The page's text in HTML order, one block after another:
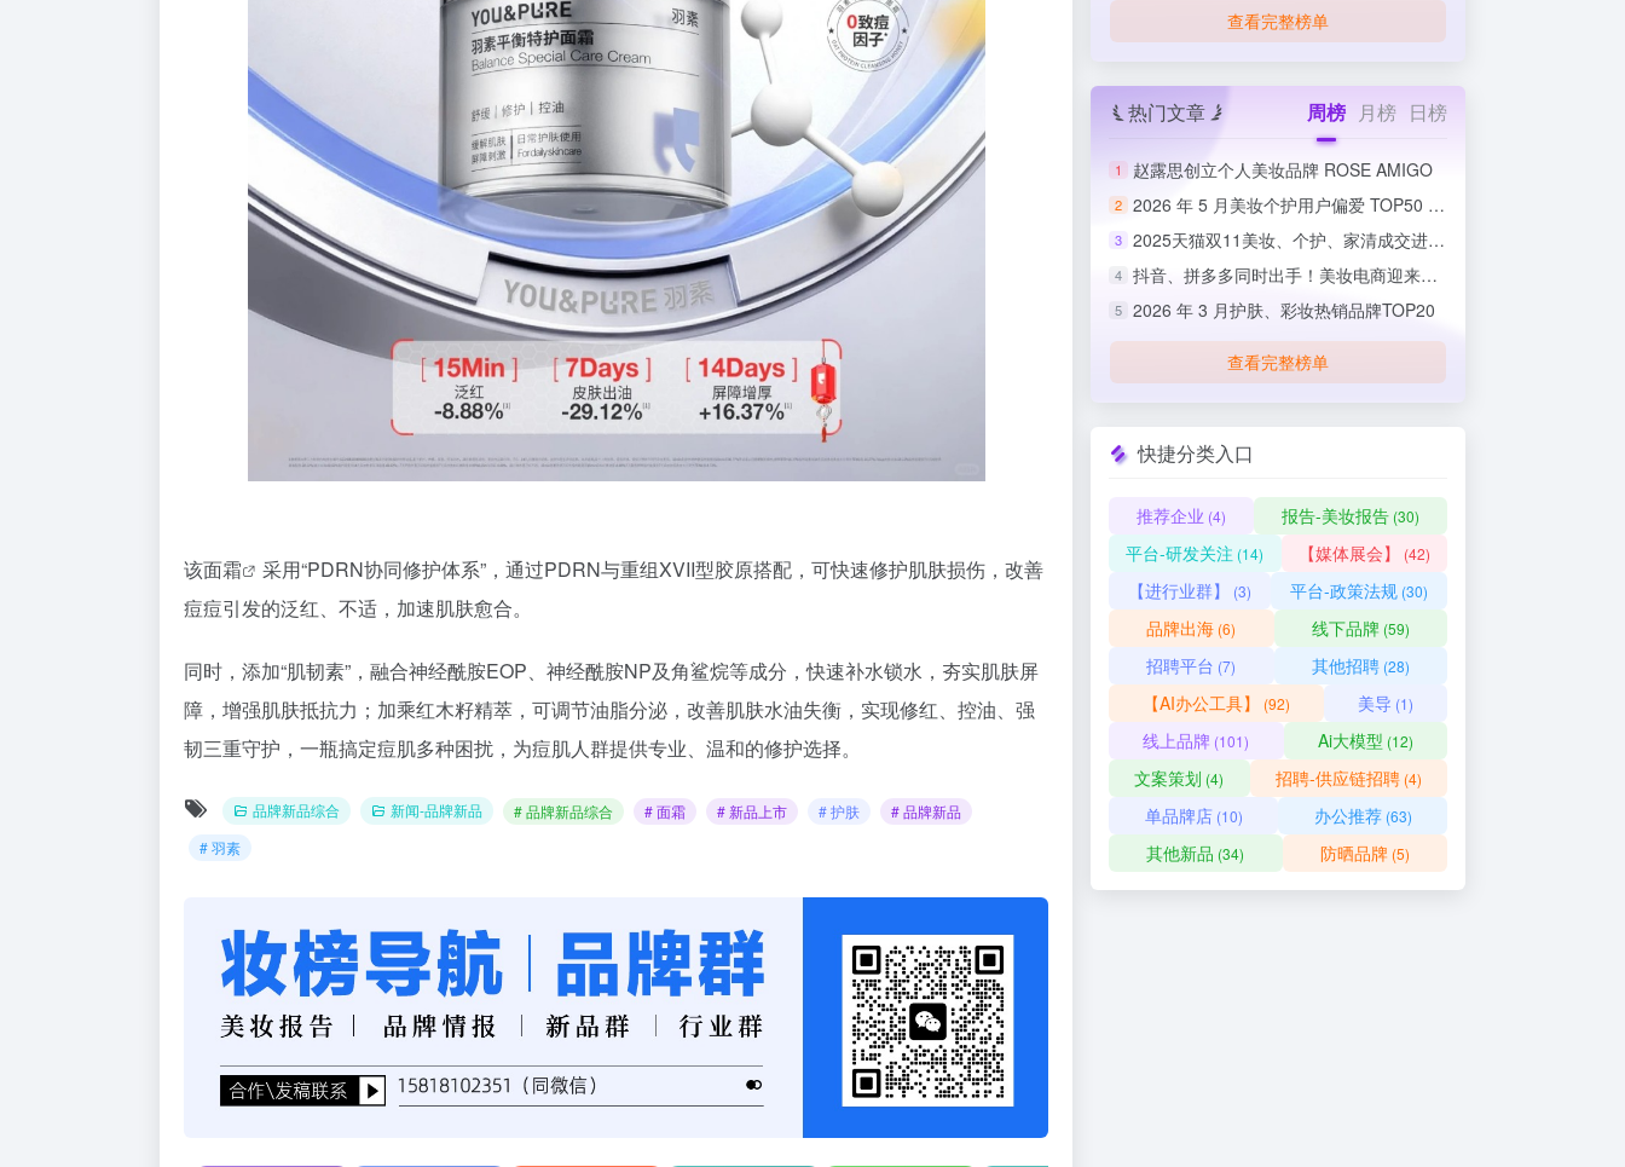
该面霜
采用“PDRN协同修护体系”，通过PDRN与重组XVII型胶原搭配，可快速修护肌肤损伤，改善
痘痘引发的泛红、不适，加速肌肤愈合。
同时，添加“肌韧素”，融合神经酰胺EOP、神经酰胺NP及角鲨烷等成分，快速补水锁水，夯实肌肤屏
障，增强肌肤抵抗力；加乘红木籽精萃，可调节油脂分泌，改善肌肤水油失衡，实现修红、控油、强
韧三重守护，一瓶搞定痘肌多种困扰，为痘肌人群提供专业、温和的修护选择。
品牌新品综合 新闻-品牌新品 # 品牌新品综合 # 面霜 # 新品上市 # 护肤
# 品牌新品
# 羽素
查看完整榜单
热门文章 周榜 月榜 日榜
1 赵露思创立个人美妆品牌 ROSE AMIGO
2 2026 年 5 月美妆个护用户偏爱 TOP50 榜单出炉
3 2025天猫双11美妆、个护、家清成交进度排行榜
4 抖音、拼多多同时出手！美妆电商迎来史上最严整治
5 2026 年 3 月护肤、彩妆热销品牌TOP20
查看完整榜单
快捷分类入口
推荐企业 (4) 报告-美妆报告 (30)
平台-研发关注 (14) 【媒体展会】 (42)
【进行业群】 (3) 平台-政策法规 (30)
品牌出海 (6) 线下品牌(59)
招聘平台 (7) 其他招聘(28)
【AI办公工具】 (92) 美导 (1)
线上品牌 (101) Ai大模型 (12)
文案策划 (4) 招聘-供应链招聘(4)
单品牌店(10) 办公推荐(63)
其他新品 (34) 防晒品牌(5)